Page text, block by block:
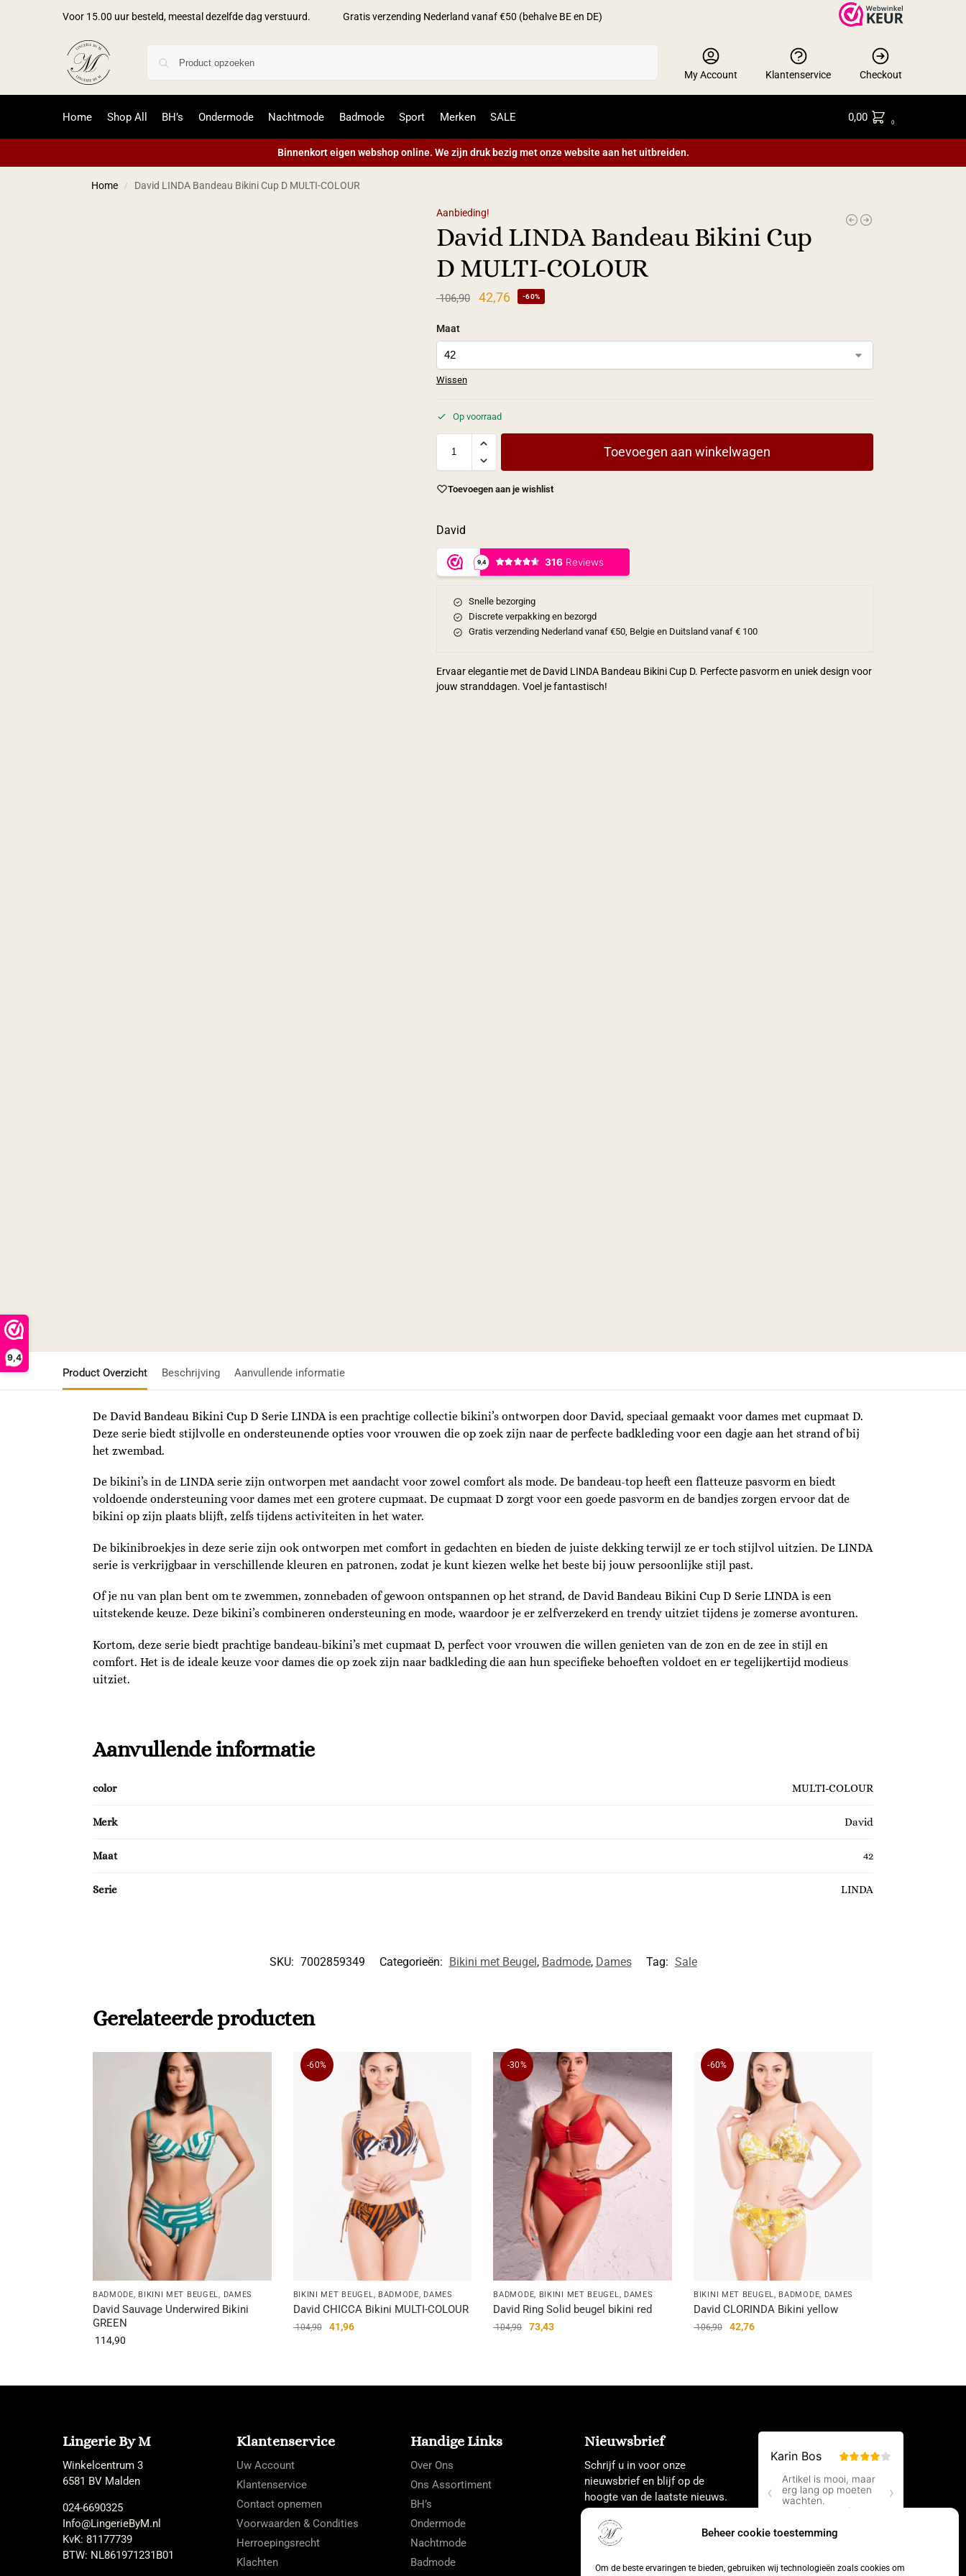
9,4
Beheer cookie toestemming
Om de beste ervaringen te bieden, gebruiken wij technologieën zoals cookies om
Voor 15.00 uur besteld, meestal dezelfde dag verstuurd. Gratis verzending Nederland vanaf €50 (behalve BE en DE)
My Account Klantenservice Checkout
Home Shop All BH’s Ondermode Nachtmode Badmode Sport Merken SALE 0,00 0
Binnenkort eigen webshop online. We zijn druk bezig met onze website aan het uitbreiden.
Home / David LINDA Bandeau Bikini Cup D MULTI-COLOUR
Aanbieding!
David LINDA Bandeau Bikini Cup
D MULTI-COLOUR
106,90 42,76 -60%
Maat
Wissen
Op voorraad
Toevoegen aan winkelwagen
Toevoegen aan je wishlist
David
Snelle bezorging
Discrete verpakking en bezorgd
Gratis verzending Nederland vanaf €50, Belgie en Duitsland vanaf € 100
Ervaar elegantie met de David LINDA Bandeau Bikini Cup D. Perfecte pasvorm en uniek design voor
jouw stranddagen. Voel je fantastisch!
Product Overzicht Beschrijving Aanvullende informatie
De David Bandeau Bikini Cup D Serie LINDA is een prachtige collectie bikini’s ontworpen door David, speciaal gemaakt voor dames met cupmaat D.
Deze serie biedt stijlvolle en ondersteunende opties voor vrouwen die op zoek zijn naar de perfecte badkleding voor een dagje aan het strand of bij
het zwembad.
De bikini’s in de LINDA serie zijn ontworpen met aandacht voor zowel comfort als mode. De bandeau-top heeft een flatteuze pasvorm en biedt
voldoende ondersteuning voor dames met een grotere cupmaat. De cupmaat D zorgt voor een goede pasvorm en de bandjes zorgen ervoor dat de
bikini op zijn plaats blijft, zelfs tijdens activiteiten in het water.
De bikinibroekjes in deze serie zijn ook ontworpen met comfort in gedachten en bieden de juiste dekking terwijl ze er toch stijlvol uitzien. De LINDA
serie is verkrijgbaar in verschillende kleuren en patronen, zodat je kunt kiezen welke het beste bij jouw persoonlijke stijl past.
Of je nu van plan bent om te zwemmen, zonnebaden of gewoon ontspannen op het strand, de David Bandeau Bikini Cup D Serie LINDA is een
uitstekende keuze. Deze bikini’s combineren ondersteuning en mode, waardoor je er zelfverzekerd en trendy uitziet tijdens je zomerse avonturen.
Kortom, deze serie biedt prachtige bandeau-bikini’s met cupmaat D, perfect voor vrouwen die willen genieten van de zon en de zee in stijl en
comfort. Het is de ideale keuze voor dames die op zoek zijn naar badkleding die aan hun specifieke behoeften voldoet en er tegelijkertijd modieus
uitziet.
Aanvullende informatie
color MULTI-COLOUR
Merk David
Maat 42
Serie LINDA
SKU: 7002859349 Categorieën: Bikini met Beugel, Badmode, Dames Tag: Sale
Gerelateerde producten
BADMODE, BIKINI MET BEUGEL, DAMES
David Sauvage Underwired Bikini
GREEN
114,90
-60%
BIKINI MET BEUGEL, BADMODE, DAMES
David CHICCA Bikini MULTI-COLOUR
104,90 41,96
-30%
BADMODE, BIKINI MET BEUGEL, DAMES
David Ring Solid beugel bikini red
104,90 73,43
-60%
BIKINI MET BEUGEL, BADMODE, DAMES
David CLORINDA Bikini yellow
106,90 42,76
Lingerie By M
Winkelcentrum 3
6581 BV Malden
024-6690325
Info@LingerieByM.nl
KvK: 81177739
BTW: NL861971231B01
Klantenservice
Uw Account
Klantenservice
Contact opnemen
Voorwaarden & Condities
Herroepingsrecht
Klachten
Handige Links
Over Ons
Ons Assortiment
BH’s
Ondermode
Nachtmode
Badmode
Nieuwsbrief
Schrijf u in voor onze
nieuwsbrief en blijf op de
hoogte van de laatste nieuws.